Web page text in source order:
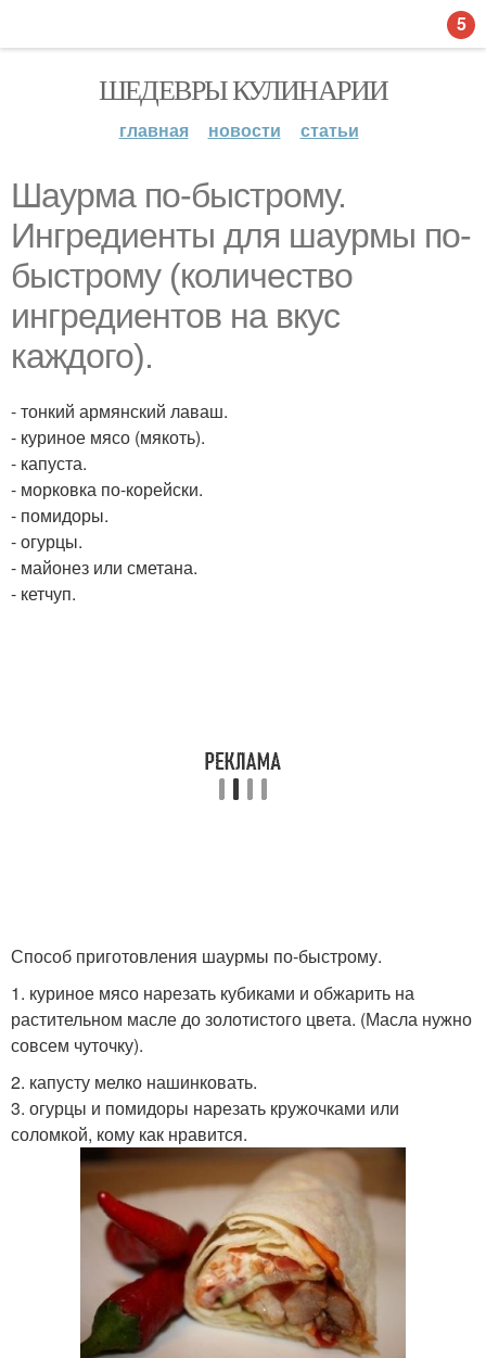
ШЕДЕВРЫ КУЛИНАРИИ
главная новости статьи
Шаурма по-быстрому.
Ингредиенты для шаурмы по-
быстрому (количество
ингредиентов на вкус
каждого).
- тонкий армянский лаваш.
- куриное мясо (мякоть).
- капуста.
- морковка по-корейски.
- помидоры.
- огурцы.
- майонез или сметана.
- кетчуп.
Способ приготовления шаурмы по-быстрому.
1. куриное мясо нарезать кубиками и обжарить на
растительном масле до золотистого цвета. (Масла нужно
совсем чуточку).
2. капусту мелко нашинковать.
3. огурцы и помидоры нарезать кружочками или
соломкой, кому как нравится.
5